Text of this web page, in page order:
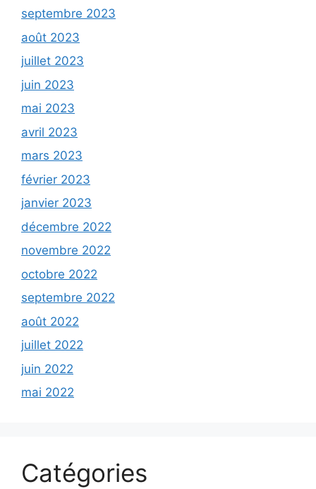
septembre 2023
août 2023
juillet 2023
juin 2023
mai 2023
avril 2023
mars 2023
février 2023
janvier 2023
décembre 2022
novembre 2022
octobre 2022
septembre 2022
août 2022
juillet 2022
juin 2022
mai 2022
Catégories